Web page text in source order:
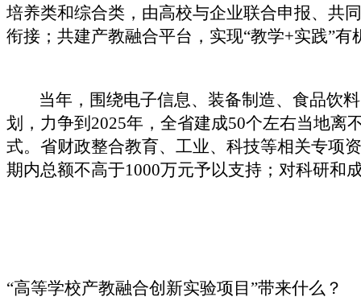
培养类和综合类，由高校与企业联合申报、共
衔接；共建产教融合平台，实现“教学+实践”
当年，围绕电子信息、装备制造、食品饮料
划，力争到2025年，全省建成50个左右当地
式。省财政整合教育、工业、科技等相关专项
期内总额不高于1000万元予以支持；对科研和
“高等学校产教融合创新实验项目”带来什么？